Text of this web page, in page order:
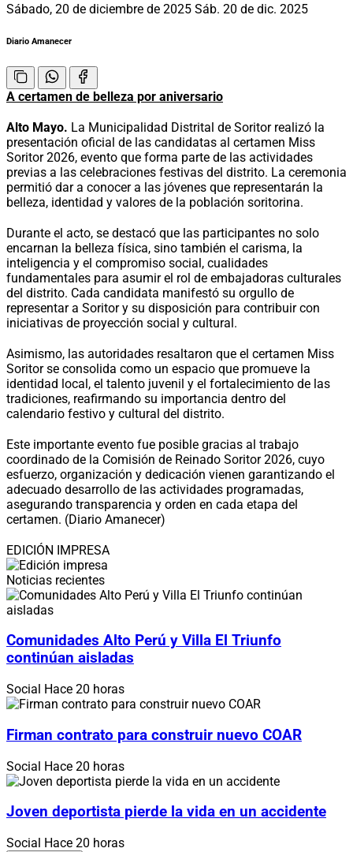
Sábado, 20 de diciembre de 2025 Sáb. 20 de dic. 2025
Diario Amanecer
A certamen de belleza por aniversario
Alto Mayo. La Municipalidad Distrital de Soritor realizó la
presentación oficial de las candidatas al certamen Miss
Soritor 2026, evento que forma parte de las actividades
previas a las celebraciones festivas del distrito. La ceremonia
permitió dar a conocer a las jóvenes que representarán la
belleza, identidad y valores de la población soritorina.
Durante el acto, se destacó que las participantes no solo
encarnan la belleza física, sino también el carisma, la
inteligencia y el compromiso social, cualidades
fundamentales para asumir el rol de embajadoras culturales
del distrito. Cada candidata manifestó su orgullo de
representar a Soritor y su disposición para contribuir con
iniciativas de proyección social y cultural.
Asimismo, las autoridades resaltaron que el certamen Miss
Soritor se consolida como un espacio que promueve la
identidad local, el talento juvenil y el fortalecimiento de las
tradiciones, reafirmando su importancia dentro del
calendario festivo y cultural del distrito.
Este importante evento fue posible gracias al trabajo
coordinado de la Comisión de Reinado Soritor 2026, cuyo
esfuerzo, organización y dedicación vienen garantizando el
adecuado desarrollo de las actividades programadas,
asegurando transparencia y orden en cada etapa del
certamen. (Diario Amanecer)
EDICIÓN IMPRESA
Noticias recientes
Comunidades Alto Perú y Villa El Triunfo
continúan aisladas
Social Hace 20 horas
Firman contrato para construir nuevo COAR
Social Hace 20 horas
Joven deportista pierde la vida en un accidente
Social Hace 20 horas